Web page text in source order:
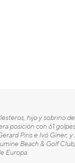
hijo y sobrino
posición con 61
Piris e Ivó Giner;
Beach & Golf
Europa.